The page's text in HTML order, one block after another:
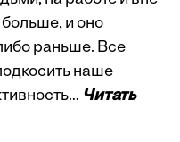
и оно
раньше. Все
наше
Читать